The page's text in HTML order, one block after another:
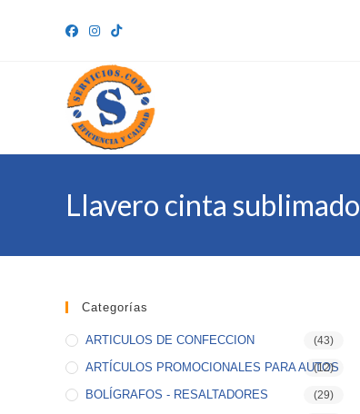
Llavero cinta sublimado
Categorías
ARTICULOS DE CONFECCION (43)
ARTÍCULOS PROMOCIONALES PARA AUTOS
(12)
BOLÍGRAFOS - RESALTADORES (29)